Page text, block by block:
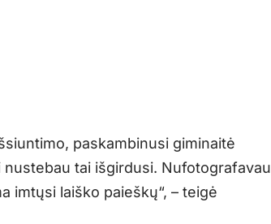
paskambinusi giminaitė
tai išgirdusi. Nufotografavau
imtųsi laiško paieškų“, – teigė